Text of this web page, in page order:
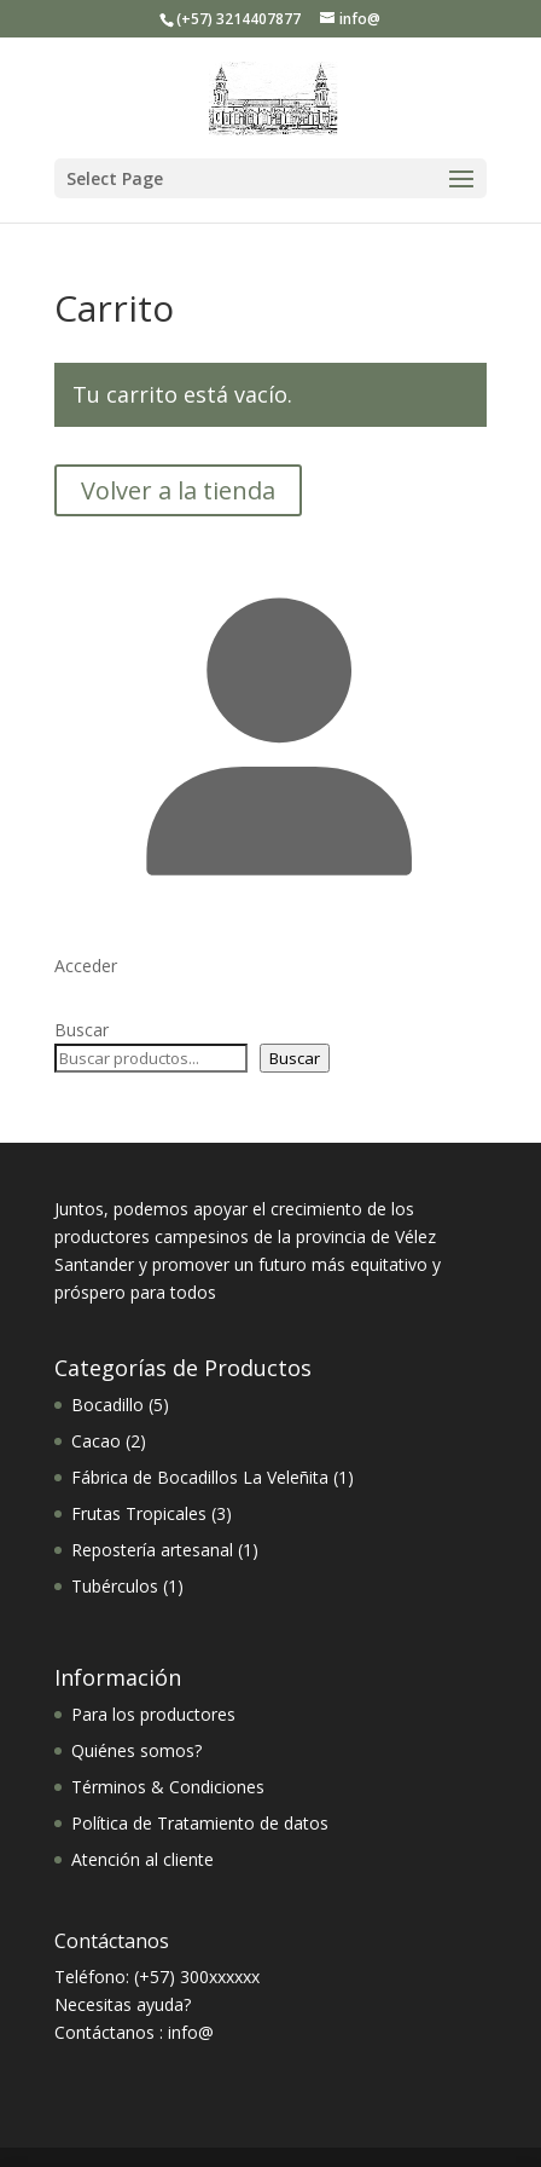
(+57) 3214407877 info@
Select Page
Carrito
Tu carrito está vacío.
Volver a la tienda
Acceder
Buscar
Buscar
Juntos, podemos apoyar el crecimiento de los
productores campesinos de la provincia de Vélez
Santander y promover un futuro más equitativo y
próspero para todos
Categorías de Productos
Bocadillo 55
Cacao 22
productos
Fábrica de Bocadillos La Veleñita 1 1
Frutas Tropicales 33
productos
Repostería artesanal 1 1
Tubérculos 1 1
Información
Para los productores
Quiénes somos?
Términos & Condiciones
Política de Tratamiento de datos
Atención al cliente
Contáctanos
Teléfono: (+57) 300xxxxxx
Necesitas ayuda?
Contáctanos : info@